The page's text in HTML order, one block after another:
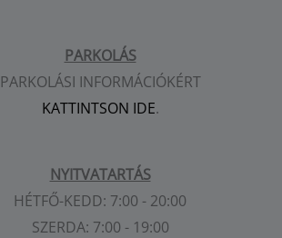
PARKOLÁS
PARKOLÁSI INFORMÁCIÓKÉRT
KATTINTSON IDE.
NYITVATARTÁS
HÉTFŐ-KEDD: 7:00 - 20:00
SZERDA: 7:00 - 19:00